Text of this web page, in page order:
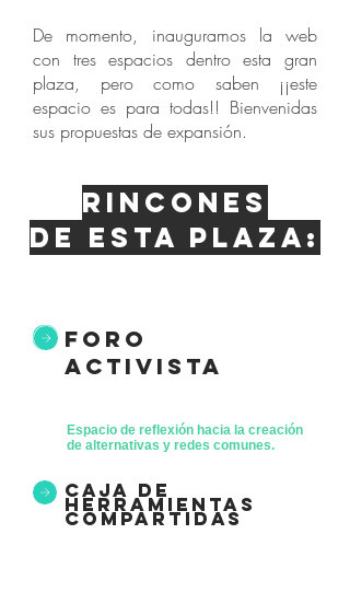
Rincones
de esta plaza:
De momento, inauguramos la web
con tres espacios dentro esta gran
plaza, pero como saben ¡¡este
espacio es para todas!! Bienvenidas
sus propuestas de expansión.
foro
activista
Espacio de reflexión hacia la creación
de alternativas y redes comunes.
caja de
herramientas
compartidas